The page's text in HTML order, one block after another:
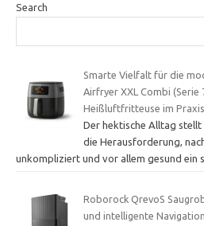
Search
Smarte Vielfalt für die
Airfryer XXL Combi (Serie
Heißluftfritteuse im
Der hektische Alltag
die Herausforderung,
unkompliziert und vor allem gesund ein
Roborock QrevoS
und intelligente Navigation